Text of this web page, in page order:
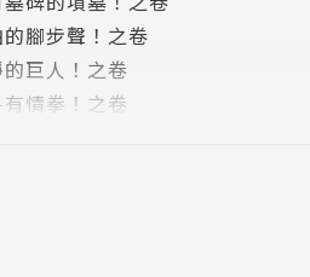
腳步聲！之卷
巨人！之卷
情拳！之卷